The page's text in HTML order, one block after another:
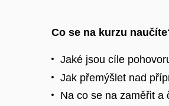
Co se na kurzu
Jaké jsou cíle
Jak přemýšlet nad
Na co se na zaměřit a